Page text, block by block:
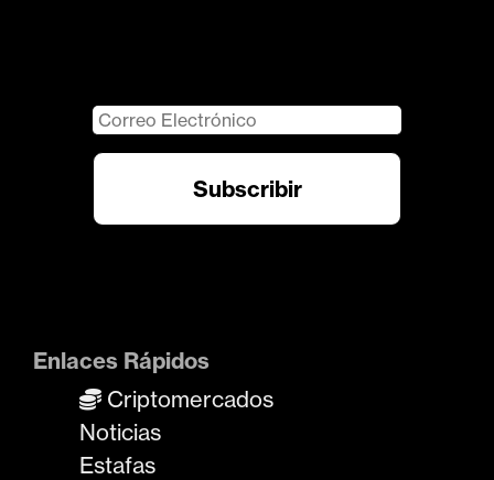
Enlaces Rápidos
Criptomercados
Noticias
Estafas